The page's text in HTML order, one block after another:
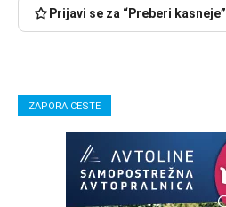
Prijavi se za “Preberi kasneje”
ZAPORA CESTE